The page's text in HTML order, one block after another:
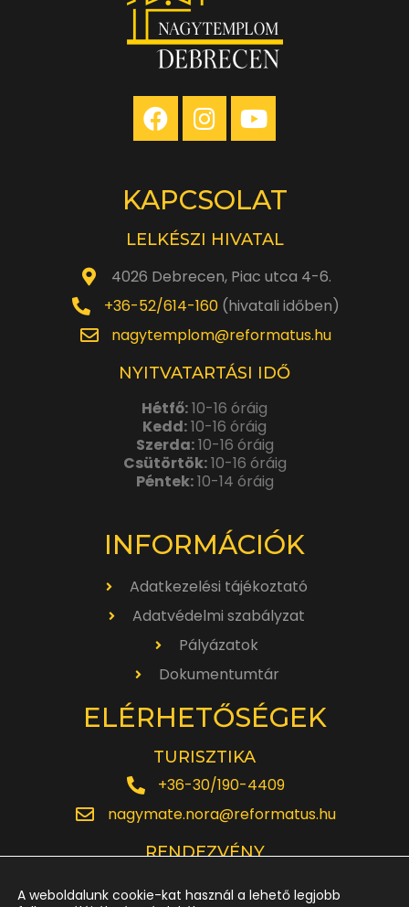
KAPCSOLAT
LELKÉSZI HIVATAL
4026 Debrecen, Piac utca 4-6.
+36-52/614-160(hivatali időben)
nagytemplom@reformatus.hu
NYITVATARTÁSI IDŐ
Hétfő:10-16 óráig
Kedd:10-16 óráig
Szerda:10-16 óráig
Csütörtök:10-16 óráig
Péntek:10-14 óráig
INFORMÁCIÓK
Adatkezelési tájékoztató
Adatvédelmi szabályzat
Pályázatok
Dokumentumtár
ELÉRHETŐSÉGEK
TURISZTIKA
+36-30/190-4409
nagymate.nora@reformatus.hu
RENDEZVÉNY
A weboldalunk cookie-kat használ a lehető legjobb